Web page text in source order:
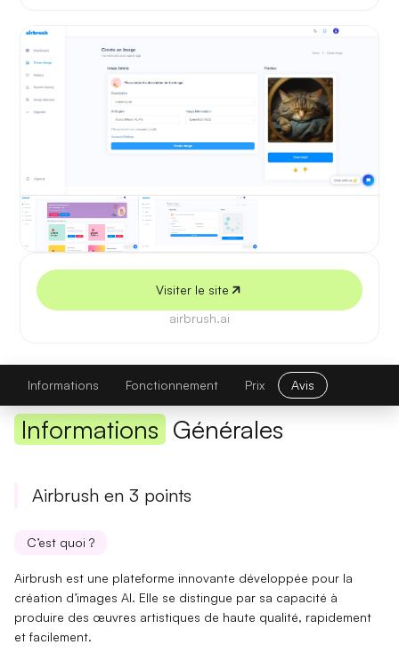
Visiter le site
airbrush.ai
Airbrush
Visiter le site
Informations
Fonctionnement Prix Avis
Informations Générales
Airbrush en 3 points
C’est quoi ?
Airbrush est une plateforme innovante développée pour la
création d’images AI. Elle se distingue par sa capacité à
produire des œuvres artistiques de haute qualité, rapidement
et facilement.